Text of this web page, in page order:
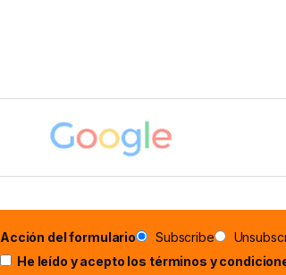
Acción del formulario Subscribe
He leído y acepto los términos y